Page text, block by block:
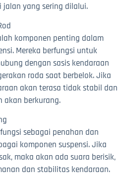
yang sering dilalui.
komponen penting dalam
Mereka berfungsi untuk
dengan sasis kendaraan
roda saat berbelok. Jika
akan terasa tidak stabil dan
akan berkurang.
sebagai penahan dan
komponen suspensi. Jika
maka akan ada suara berisik,
dan stabilitas kendaraan.